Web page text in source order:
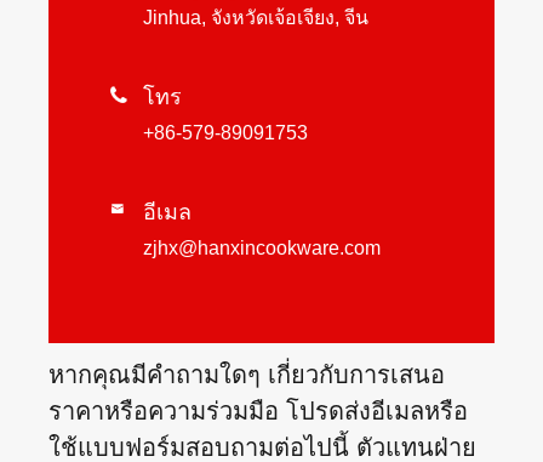
Jinhua, จังหวัดเจ้อเจียง, จีน
 โทร
+86-579-89091753
 อีเมล
zjhx@hanxincookware.com
หากคุณมีคำถามใดๆ เกี่ยวกับการเสนอ
ราคาหรือความร่วมมือ โปรดส่งอีเมลหรือ
ใช้แบบฟอร์มสอบถามต่อไปนี้ ตัวแทนฝ่าย